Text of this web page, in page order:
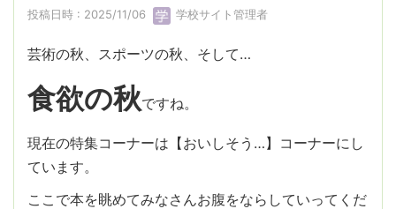
投稿日時 : 2025/11/06 学校サイト管理者
芸術の秋、スポーツの秋、そして…
食欲の秋ですね。
現在の特集コーナーは【おいしそう…】コーナーにし
ています。
ここで本を眺めてみなさんお腹をならしていってくだ